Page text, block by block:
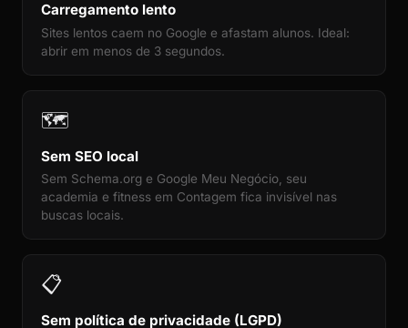
Carregamento lento
Sites lentos caem no Google e afastam alunos. Ideal:
abrir em menos de 3 segundos.
🗺️
Sem SEO local
Sem Schema.org e Google Meu Negócio, seu
academia e fitness em Contagem fica invisível nas
buscas locais.
📋
Sem política de privacidade (LGPD)